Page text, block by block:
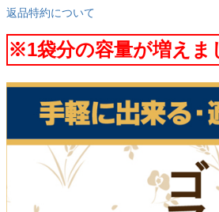
返品特約について
※1袋分の容量が増えま